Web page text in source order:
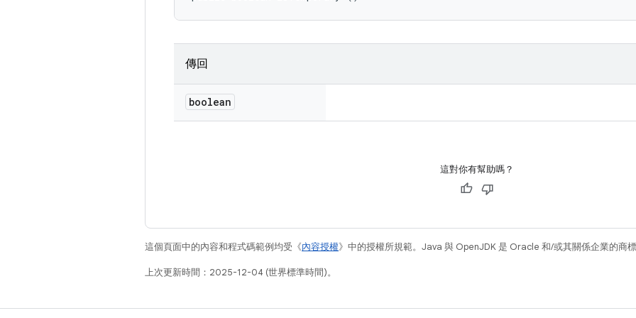
傳回
boolean
這對你有幫助嗎？
這個頁面中的內容和程式碼範例均受《內容授權》中的授權所規範。Java 與 OpenJDK 是 Oracle 和/或其關係企業的商標
上次更新時間：2025-12-04 (世界標準時間)。